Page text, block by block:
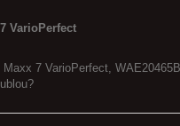
VarioPerfect
Maxx 7 VarioPerfect,